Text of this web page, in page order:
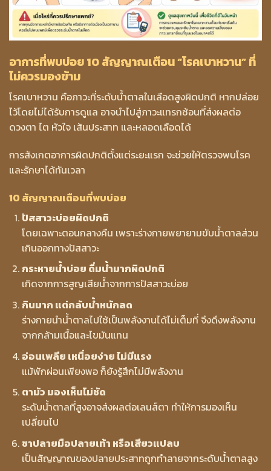
อาการที่พบบ่อย 10 สัญญาณเตือน “โรคเบาหวาน” ที่
ไม่ควรมองข้าม
โรคเบาหวาน คือภาวะที่ระดับน้ำตาลในเลือดสูงผิดปกติ หากปล่อย
ไว้โดยไม่ได้รับการดูแล อาจนำไปสู่ภาวะแทรกซ้อนที่ส่งผลต่อ
ดวงตา ไต หัวใจ เส้นประสาท และหลอดเลือดได้
การสังเกตอาการผิดปกติตั้งแต่ระยะแรก จะช่วยให้ตรวจพบโรค
และรักษาได้ทันเวลา
10 สัญญาณเตือนที่พบบ่อย
ปัสสาวะบ่อยผิดปกติ
โดยเฉพาะตอนกลางคืน เพราะร่างกายพยายามขับน้ำตาลส่วน
เกินออกทางปัสสาวะ
กระหายน้ำบ่อย ดื่มน้ำมากผิดปกติ
เกิดจากการสูญเสียน้ำจากการปัสสาวะบ่อย
กินมาก แต่กลับน้ำหนักลด
ร่างกายนำน้ำตาลไปใช้เป็นพลังงานได้ไม่เต็มที่ จึงดึงพลังงาน
จากกล้ามเนื้อและไขมันแทน
อ่อนเพลีย เหนื่อยง่าย ไม่มีแรง
แม้พักผ่อนเพียงพอ ก็ยังรู้สึกไม่มีพลังงาน
ตามัว มองเห็นไม่ชัด
ระดับน้ำตาลที่สูงอาจส่งผลต่อเลนส์ตา ทำให้การมองเห็น
เปลี่ยนไป
ชาปลายมือปลายเท้า หรือเสียวแปลบ
เป็นสัญญาณของปลายประสาทถูกทำลายจากระดับน้ำตาลสูง